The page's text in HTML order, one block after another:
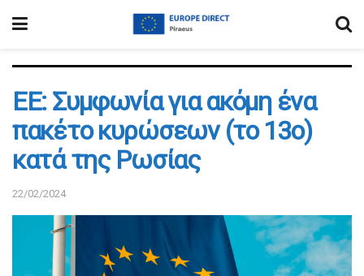
ΕΕ: Συμφωνία για ακόμη ένα
πακέτο κυρώσεων (το 13ο)
κατά της Ρωσίας
22/02/2024